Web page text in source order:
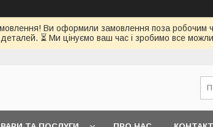
Ви оформили замовлення поза робочим
деталей. ⏳ Ми цінуємо ваш час і зробимо все